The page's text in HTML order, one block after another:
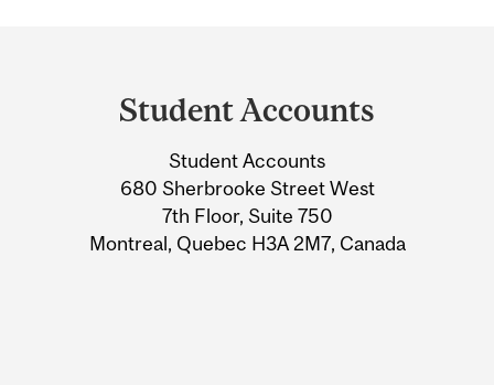
Information
Student Accounts
Student Accounts
680 Sherbrooke Street West
7th Floor, Suite 750
Montreal, Quebec H3A 2M7, Canada